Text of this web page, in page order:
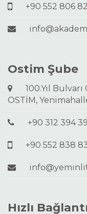
+90 552 806
Ostim Şube
100.Yıl
OSTİM,
+90 312 394
+90 552 838
Hızlı